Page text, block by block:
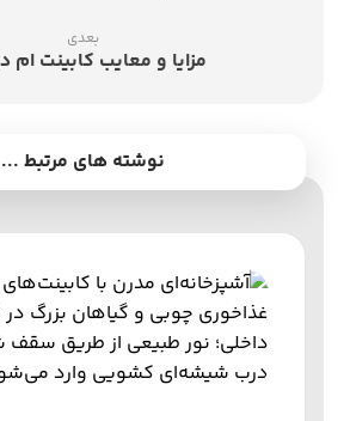
بعدی
مزایا و معایب کابینت ام
نوشته های مرتبط ...